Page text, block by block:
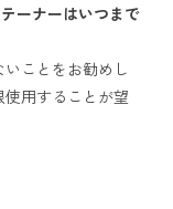
ーナーはいつまで
ことをお勧めし
用することが望